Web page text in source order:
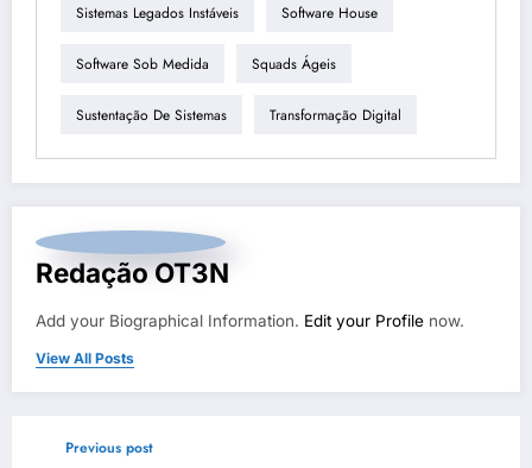
Sistemas Legados Instáveis Software House
Software Sob Medida Squads Ágeis
Sustentação De Sistemas Transformação Digital
Redação OT3N
Add your Biographical Information. Edit your Profile now.
View All Posts
Previous post